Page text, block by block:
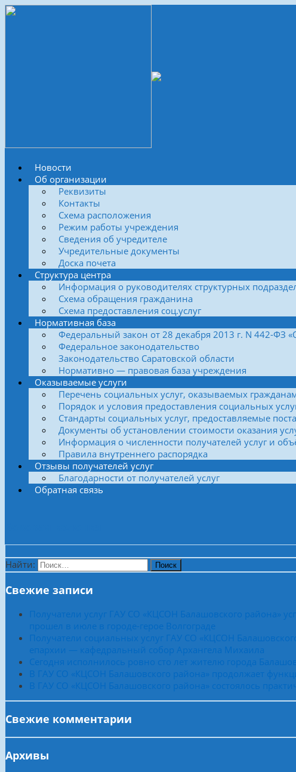
Новости
Об организации
Реквизиты
Контакты
Схема расположения
Режим работы учреждения
Сведения об учредителе
Учредительные документы
Доска почета
Структура центра
Информация о руководителях структурных
Схема обращения гражданина
Схема предоставления соц.услуг
Нормативная база
Федеральный закон от 28 декабря 2013 г. N 442-ФЗ
Федеральное законодательство
Законодательство Саратовской области
Нормативно — правовая база учреждения
Оказываемые услуги
Перечень социальных услуг, оказываемых
Порядок и условия предоставления социальных
Стандарты социальных услуг, предоставляемые
Документы об установлении стоимости оказания
Информация о численности получателей услуг и
Правила внутреннего распорядка
Отзывы получателей услуг
Благодарности от получателей услуг
Обратная связь
Найти:
Свежие записи
Получатели услуг ГАУ СО «КЦСОН Балашовского района»
прошел в июле в городе-герое Волгограде
Получатели социальных услуг ГАУ СО «КЦСОН
епархии — кафедральный собор Архангела Михаила
Сегодня исполнилось ровно сто лет жителю города
В ГАУ СО «КЦСОН Балашовского района» продолжает
В ГАУ СО «КЦСОН Балашовского района» состоялось
Свежие комментарии
Архивы